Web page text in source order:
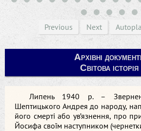
Previous Next
Архівні
Світова історія
Липень 1940 р. –
Шептицького Андрея до народу,
його смерті або ув’язнення, про
Йосифа своїм наступником